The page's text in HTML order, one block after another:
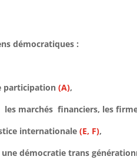
démocratiques :
participation(A),
marchés financiers, les
internationale (E, F),
démocratie trans